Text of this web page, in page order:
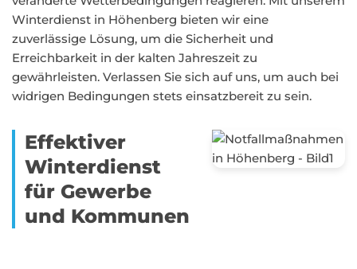
Winterdienst in Höhenberg bieten wir eine
zuverlässige Lösung, um die Sicherheit und
Erreichbarkeit in der kalten Jahreszeit zu
gewährleisten. Verlassen Sie sich auf uns, um auch bei
widrigen Bedingungen stets einsatzbereit zu sein.
Effektiver
Winterdienst
für Gewerbe
und Kommunen